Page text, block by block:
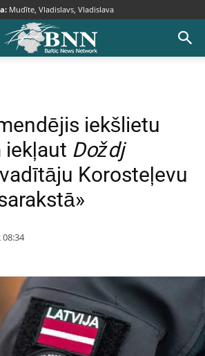
Mudīte, Vladislavs, Vladislava
iekšlietu
iekļaut Doždj
Korosteļevu
08:34